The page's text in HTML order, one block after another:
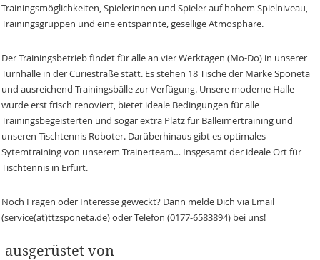
Trainingsmöglichkeiten, Spielerinnen und Spieler auf hohem Spielniveau,
Trainingsgruppen und eine entspannte, gesellige Atmosphäre.
Der Trainingsbetrieb findet für alle an vier Werktagen (Mo-Do) in unserer
Turnhalle in der Curiestraße statt. Es stehen 18 Tische der Marke Sponeta
und ausreichend Trainingsbälle zur Verfügung. Unsere moderne Halle
wurde erst frisch renoviert, bietet ideale Bedingungen für alle
Trainingsbegeisterten und sogar extra Platz für Balleimertraining und
unseren Tischtennis Roboter. Darüberhinaus gibt es optimales
Sytemtraining von unserem Trainerteam… Insgesamt der ideale Ort für
Tischtennis in Erfurt.
Noch Fragen oder Interesse geweckt? Dann melde Dich via Email
(service(at)ttzsponeta.de) oder Telefon (0177-6583894) bei uns!
ausgerüstet von